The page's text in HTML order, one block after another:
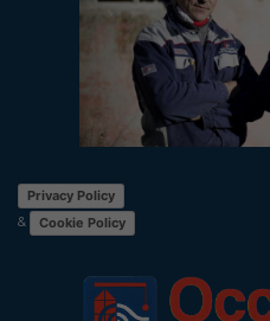
Privacy Policy
&
Cookie Policy